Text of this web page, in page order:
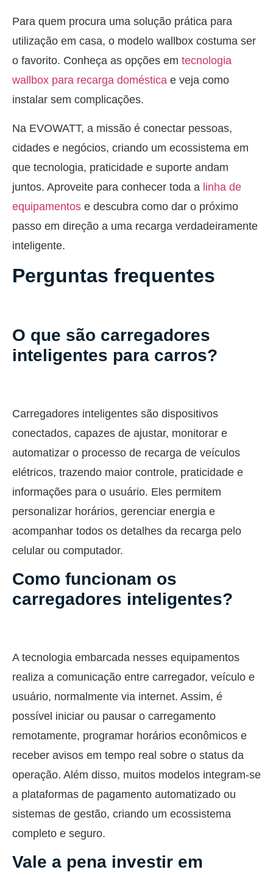
Para quem procura uma solução prática para
utilização em casa, o modelo wallbox costuma ser
o favorito. Conheça as opções em tecnologia
wallbox para recarga doméstica e veja como
instalar sem complicações.
Na EVOWATT, a missão é conectar pessoas,
cidades e negócios, criando um ecossistema em
que tecnologia, praticidade e suporte andam
juntos. Aproveite para conhecer toda a linha de
equipamentos e descubra como dar o próximo
passo em direção a uma recarga verdadeiramente
inteligente.
Perguntas frequentes
O que são carregadores
inteligentes para carros?
Carregadores inteligentes são dispositivos
conectados, capazes de ajustar, monitorar e
automatizar o processo de recarga de veículos
elétricos, trazendo maior controle, praticidade e
informações para o usuário. Eles permitem
personalizar horários, gerenciar energia e
acompanhar todos os detalhes da recarga pelo
celular ou computador.
Como funcionam os
carregadores inteligentes?
A tecnologia embarcada nesses equipamentos
realiza a comunicação entre carregador, veículo e
usuário, normalmente via internet. Assim, é
possível iniciar ou pausar o carregamento
remotamente, programar horários econômicos e
receber avisos em tempo real sobre o status da
operação. Além disso, muitos modelos integram-se
a plataformas de pagamento automatizado ou
sistemas de gestão, criando um ecossistema
completo e seguro.
Vale a pena investir em